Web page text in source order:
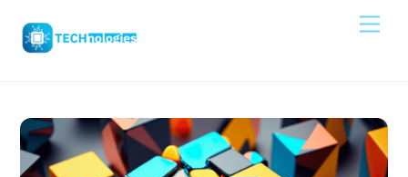
content